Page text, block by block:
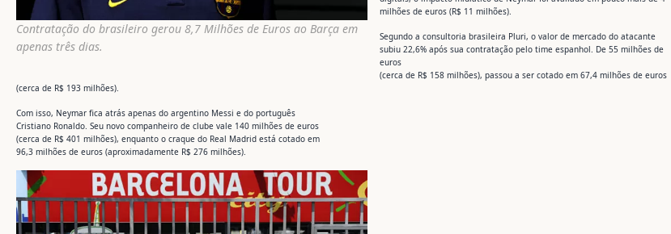
Contratação do brasileiro gerou 8,7 Milhões de Euros ao Barça em
apenas três dias.
milhões de euros (R$ 11 milhões).
Segundo a consultoria brasileira Pluri, o valor de mercado do atacante
subiu 22,6% após sua contratação pelo time espanhol. De 55 milhões de
euros
(cerca de R$ 158 milhões), passou a ser cotado em 67,4 milhões de euros
(cerca de R$ 193 milhões).
Com isso, Neymar fica atrás apenas do argentino Messi e do português
Cristiano Ronaldo. Seu novo companheiro de clube vale 140 milhões de euros
(cerca de R$ 401 milhões), enquanto o craque do Real Madrid está cotado em
96,3 milhões de euros (aproximadamente R$ 276 milhões).